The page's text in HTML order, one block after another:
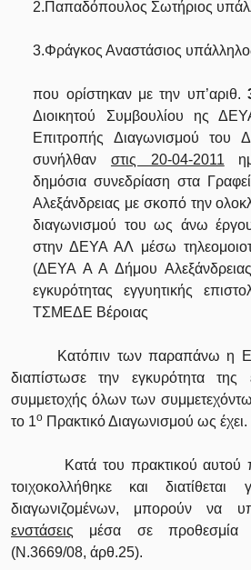
2.Παπαδόπουλος Σωτήριος
3.Φράγκος Αναστάσιος
που ορίστηκαν με την υπ’αριθ.
Διοικητού Συμβουλίου ης
Επιτροπής Διαγωνισμού
συνήλθαν στις 20-04-2011
δημόσια συνεδρίαση στα
Αλεξάνδρειας με σκοπό την
διαγωνισμού του ως άνω
στην ΔΕΥΑ ΑΛ μέσω
(ΔΕΥΑ Α Α Δήμου
εγκυρότητας εγγυητικής
ΤΣΜΕΔΕ Βέροιας
Κατόπιν των παραπάνω η
διαπίστωσε την εγκυρότητα της
συμμετοχής όλων των
το 1ο Πρακτικό Διαγωνισμού ως έχει.
Κατά του πρακτικού αυτού
τοιχοκολλήθηκε και
διαγωνιζομένων, μπορούν να
ενστάσεις μέσα σε
(Ν.3669/08, άρθ.25).